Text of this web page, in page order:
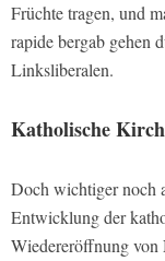
Früchte tragen, und
rapide bergab gehen
Linksliberalen.
Katholische
Doch wichtiger noch
Entwicklung der
Wiedereröffnung von